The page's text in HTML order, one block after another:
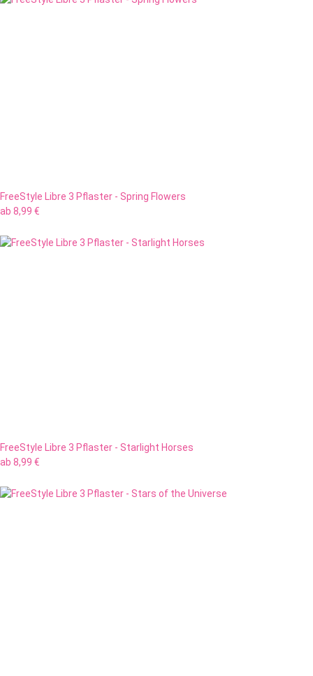
FreeStyle Libre 3 Pflaster - Spring Flowers
ab 8,99 €
FreeStyle Libre 3 Pflaster - Starlight Horses
ab 8,99 €